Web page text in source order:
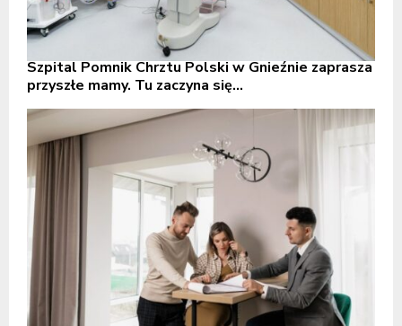
Szpital Pomnik Chrztu Polski w Gnieźnie zaprasza
przyszłe mamy. Tu zaczyna się...